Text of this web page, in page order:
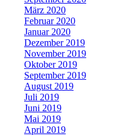
März 2020
Februar 2020
Januar 2020
Dezember 2019
November 2019
Oktober 2019
September 2019
August 2019
Juli 2019
Juni 2019
Mai 2019
April 2019